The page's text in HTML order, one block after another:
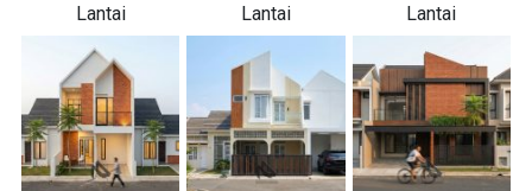
Lantai
Lantai
Lantai